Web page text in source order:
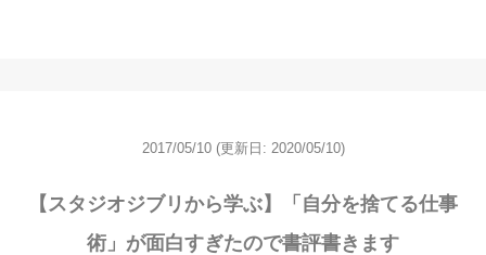
2017/05/10 (更新日: 2020/05/10)
【スタジオジブリから学ぶ】「自分を捨てる仕事
術」が面白すぎたので書評書きます